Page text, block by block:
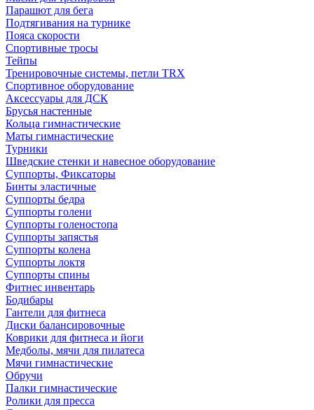
Парашют для бега
Подтягивания на турнике
Пояса скорости
Спортивные тросы
Тейпы
Тренировочные системы, петли TRX
Спортивное оборудование
Аксессуары для ДСК
Брусья настенные
Кольца гимнастические
Маты гимнастические
Турники
Шведские стенки и навесное оборудование
Суппорты, Фиксаторы
Бинты эластичные
Суппорты бедра
Суппорты голени
Суппорты голеностопа
Суппорты запястья
Суппорты колена
Суппорты локтя
Суппорты спины
Фитнес инвентарь
Бодибары
Гантели для фитнеса
Диски балансировочные
Коврики для фитнеса и йоги
Медболы, мячи для пилатеса
Мячи гимнастические
Обручи
Палки гимнастические
Ролики для пресса